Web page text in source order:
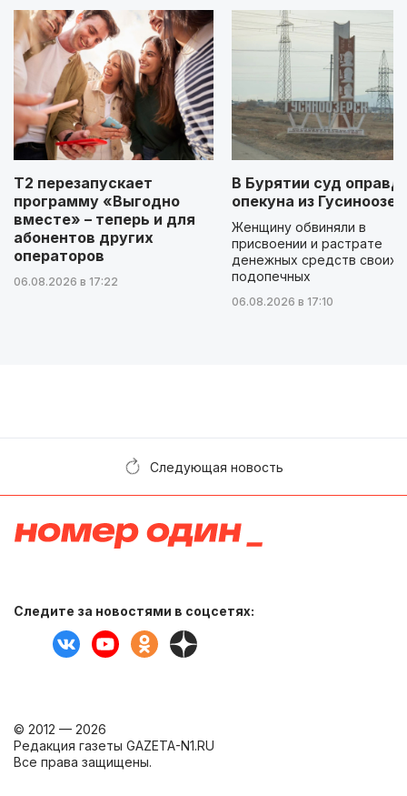
Т2 перезапускает
программу «Выгодно
вместе» – теперь и для
абонентов других
операторов
06.08.2026 в 17:22
В Бурятии суд
опекуна из
Женщину обвиняли в
присвоении и растрате
денежных средств своих
подопечных
06.08.2026 в 17:10
Следующая новость
Следите за новостями в соцсетях:
© 2012 — 2026
Редакция газеты GAZETA-N1.RU
Все права защищены.